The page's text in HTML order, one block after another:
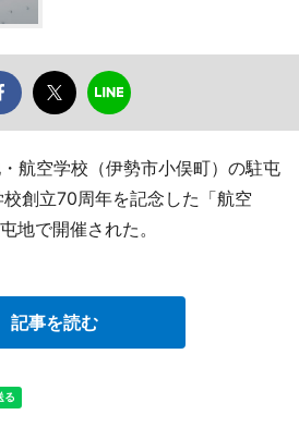
航空学校（伊勢市小俣町）の駐屯
創立70周年を記念した「航空
地で開催された。
記事を読む